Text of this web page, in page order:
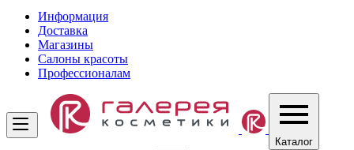
Информация
Доставка
Магазины
Салоны красоты
Профессионалам
Каталог